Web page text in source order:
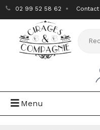
02 99 52 58 62 Contact
Menu